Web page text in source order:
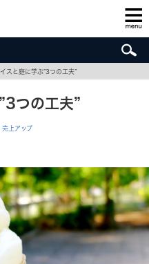
と庭に学ぶ”3つの工夫”
つの工夫”
,売上アップ